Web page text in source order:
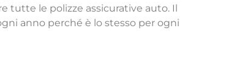
tutte le polizze assicurative auto. Il
anno perché è lo stesso per ogni